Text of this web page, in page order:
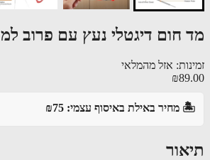
חום דיגטלי נעץ עם פרוב
אזל מהמלאי
מחיר באילת באיסוף עצמי: ₪75